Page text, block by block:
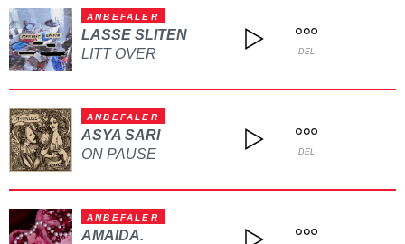
ANBEFALER
LASSE SLITEN
LITT OVER
DEL
ANBEFALER
ASYA SARI
ON PAUSE
DEL
ANBEFALER
AMAIDA.